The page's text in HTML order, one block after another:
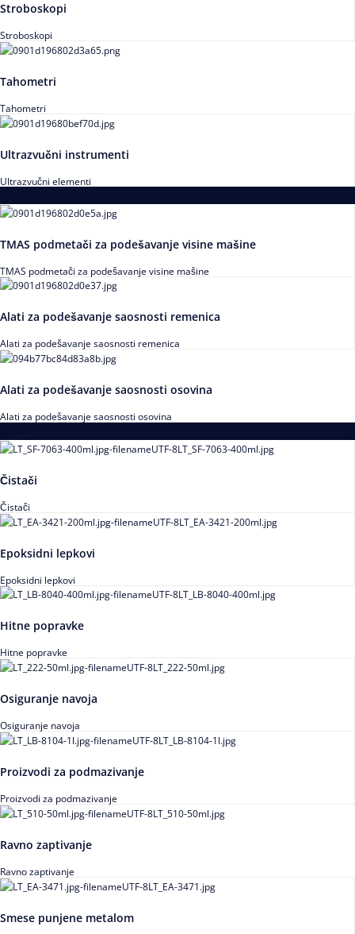
Stroboskopi
Stroboskopi
Tahometri
Tahometri
Ultrazvučni instrumenti
Ultrazvučni elementi
TMAS podmetači za podešavanje visine mašine
TMAS podmetači za podešavanje visine mašine
Alati za podešavanje saosnosti remenica
Alati za podešavanje saosnosti remenica
Alati za podešavanje saosnosti osovina
Alati za podešavanje saosnosti osovina
Čistači
Čistači
Epoksidni lepkovi
Epoksidni lepkovi
Hitne popravke
Hitne popravke
Osiguranje navoja
Osiguranje navoja
Proizvodi za podmazivanje
Proizvodi za podmazivanje
Ravno zaptivanje
Ravno zaptivanje
Smese punjene metalom